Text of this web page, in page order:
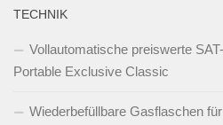
TECHNIK
Vollautomatische preiswerte
Portable Exclusive Classic
Wiederbefüllbare Gasflaschen